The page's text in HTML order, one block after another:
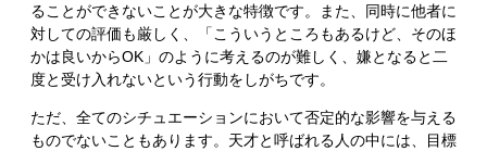
ることができないことが大きな特徴です。また、同時に他者に
対しての評価も厳しく、「こういうところもあるけど、そのほ
かは良いからOK」のように考えるのが難しく、嫌となると二
度と受け入れないという行動をしがちです。
ただ、全てのシチュエーションにおいて否定的な影響を与える
ものでないこともあります。天才と呼ばれる人の中には、目標